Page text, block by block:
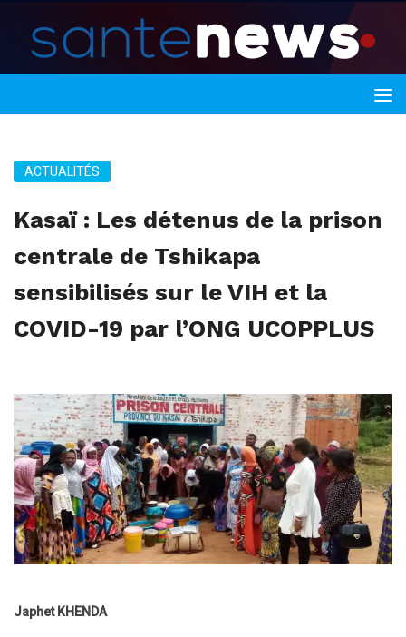
ACTUALITÉS
Kasaï : Les détenus de la prison
centrale de Tshikapa
sensibilisés sur le VIH et la
COVID-19 par l’ONG UCOPPLUS
Japhet KHENDA